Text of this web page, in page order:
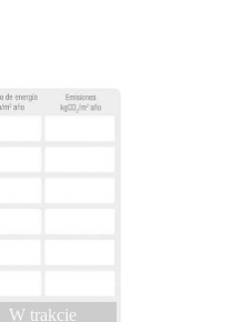
W trakcie